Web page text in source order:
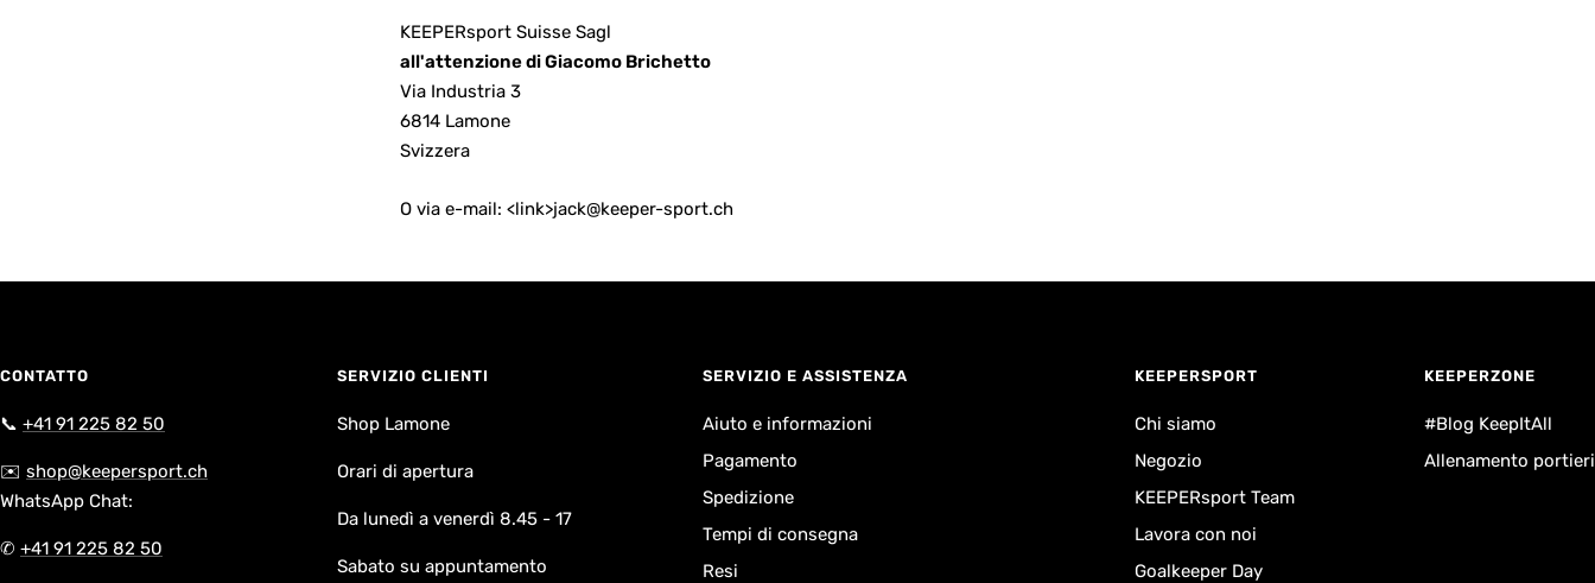
KEEPERsport Suisse Sagl
all'attenzione di Giacomo Brichetto
Via Industria 3
6814 Lamone
Svizzera
O via e-mail: <link>jack@keeper-sport.ch
CONTATTO
📞 +41 91 225 82 50
✉️ shop@keepersport.ch
WhatsApp Chat:
✆ +41 91 225 82 50
SERVIZIO CLIENTI
Shop Lamone
Orari di apertura
Da lunedì a venerdì 8.45 - 17
Sabato su appuntamento
SERVIZIO E ASSISTENZA
Aiuto e informazioni
Pagamento
Spedizione
Tempi di consegna
Resi
KEEPERSPORT
Chi siamo
Negozio
KEEPERsport Team
Lavora con noi
Goalkeeper Day
KEEPERZONE
#Blog KeepItAll
Allenamento portieri